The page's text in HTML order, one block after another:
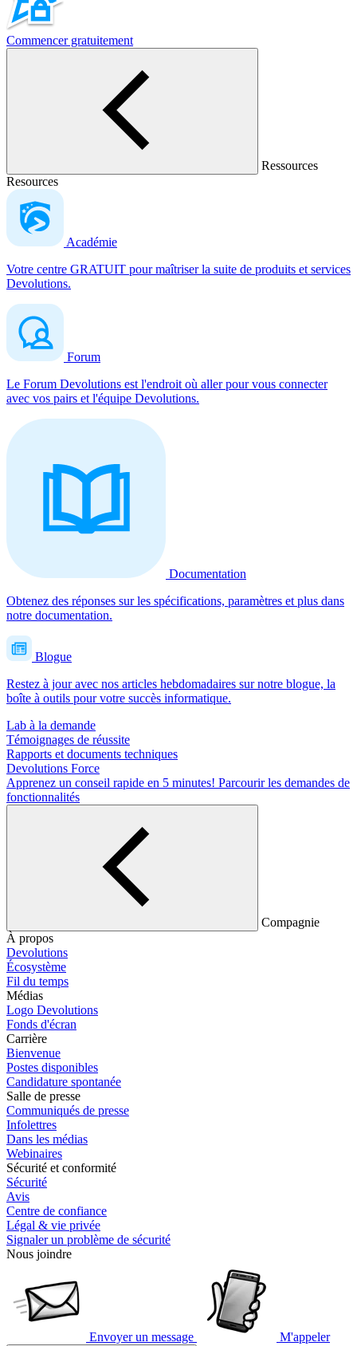
Commencer gratuitement
Ressources
Resources
Académie
Votre centre GRATUIT pour maîtriser la suite de produits et services
Devolutions.
Forum
Le Forum Devolutions est l'endroit où aller pour vous connecter
avec vos pairs et l'équipe Devolutions.
Documentation
Obtenez des réponses sur les spécifications, paramètres et plus dans
notre documentation.
Blogue
Restez à jour avec nos articles hebdomadaires sur notre blogue, la
boîte à outils pour votre succès informatique.
Lab à la demande
Témoignages de réussite
Rapports et documents techniques
Devolutions Force
Apprenez un conseil rapide en 5 minutes! Parcourir les demandes de
fonctionnalités
Compagnie
À propos
Devolutions
Écosystème
Fil du temps
Médias
Logo Devolutions
Fonds d'écran
Carrière
Bienvenue
Postes disponibles
Candidature spontanée
Salle de presse
Communiqués de presse
Infolettres
Dans les médias
Webinaires
Sécurité et conformité
Sécurité
Avis
Centre de confiance
Légal & vie privée
Signaler un problème de sécurité
Nous joindre
Envoyer un message M'appeler